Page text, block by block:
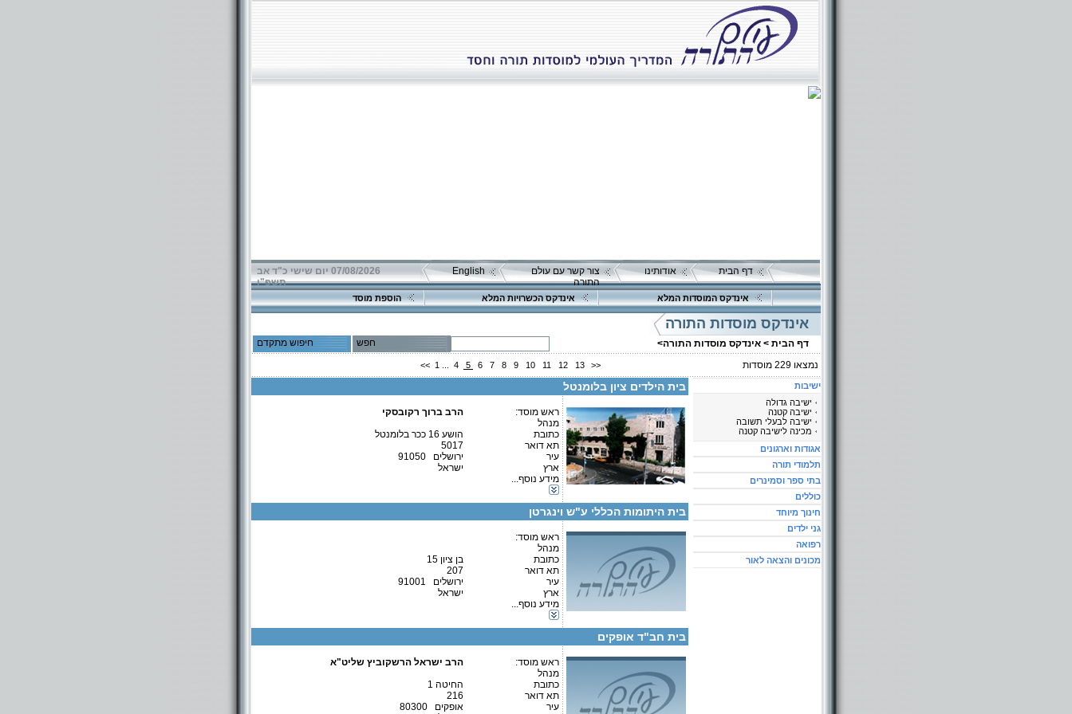
דף הבית אודותינו
צור קשר עם עולם
התורה
English
07/08/2026 יום שישי כ"ד אב
תשפ"ו
אינדקס המוסדות המלא אינדקס הכשרויות המלא הוספת מוסד
אינדקס מוסדות התורה
דף הבית > אינדקס מוסדות התורה> חפש
חיפוש מתקדם
נמצאו 229 מוסדות << 1 4 5 6 7 8 9 10 11 12 13 >>
בית הילדים ציון בלומנטל
ראש מוסד:
הרב ברוך רקובסקי
מנהל
כתובת
הושע 16 ככר בלומנטל
תא דואר
5017
עיר
ירושלים 91050
ארץ
ישראל
מידע נוסף...
פרטים נוספים:
טלפון 2:
פקס
מספר עמותה:
580031052
קטגוריות:
ישיבות-ישיבה קטנה
בתי ספר וסמינרים-בית ספר
בית היתומות הכללי ע"ש וינגרטן
ראש מוסד:
מנהל
כתובת
בן ציון 15
תא דואר
207
עיר
ירושלים 91001
ארץ
ישראל
מידע נוסף...
פרטים נוספים:
טלפון 1:
טלפון 2:
פקס
מספר עמותה:
איש קשר:
580019446
קטגוריות:
אגודות וארגונים-שונות
אגודות וארגונים-חסד
בית חב"ד אופקים
ראש מוסד:
הרב ישראל הרשקוביץ שליט"א
מנהל
כתובת
החיטה 1
תא דואר
216
עיר
אופקים 80300
פרטים נוספים:
טלפון 1:
טלפון 2:
פקס
מספר עמותה:
איש קשר:
קטגוריות:
אגודות וארגונים-צדקה
פרטים נוספים:
טלפון 1:
ישיבות
ישיבה גדולה
ישיבה קטנה
ישיבה לבעלי תשובה
מכינה לישיבה קטנה
אגודות וארגונים
תלמודי תורה
בתי ספר וסמינרים
כוללים
חינוך מיוחד
גני ילדים
רפואה
מכונים והצאה לאור